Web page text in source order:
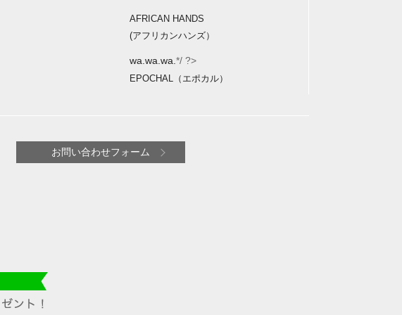
AFRICAN HANDS
(アフリカンハンズ）
wa.wa.wa. */ ?>
EPOCHAL（エポカル）
お問い合わせフォーム